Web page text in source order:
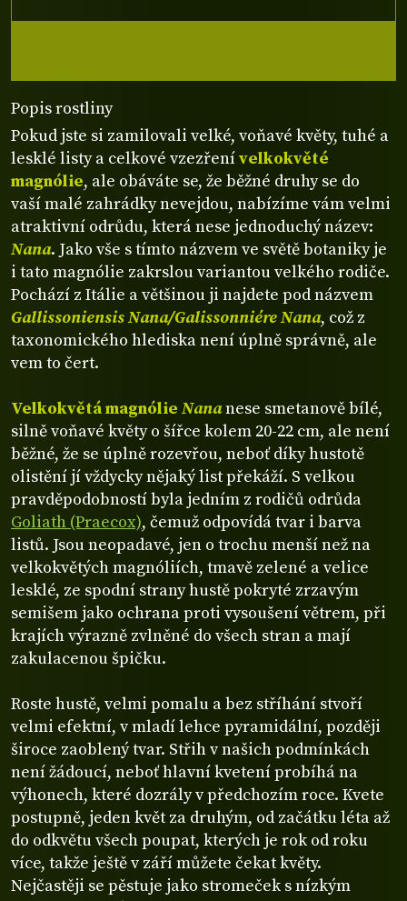
Popis rostliny
Pokud jste si zamilovali velké, voňavé květy, tuhé a
lesklé listy a celkové vzezřenívelkokvěté
magnólie, ale obáváte se, že běžné druhy se do
vaší malé zahrádky nevejdou, nabízíme vám velmi
atraktivní odrůdu, která nese jednoduchý název:
Nana. Jako vše s tímto názvem ve světě botaniky je
i tato magnólie zakrslou variantou velkého rodiče.
Pochází z Itálie a většinou ji najdete pod názvem
Gallissoniensis Nana/Galissonniére Nana, což z
taxonomického hlediska není úplně správně, ale
vem to čert.
Velkokvětá magnólie Nananese smetanově bílé,
silně voňavé květy o šířce kolem 20-22 cm, ale není
běžné, že se úplně rozevřou, neboť díky hustotě
olistění jí vždycky nějaký list překáží. S velkou
pravděpodobností byla jedním z rodičů odrůda
Goliath (Praecox), čemuž odpovídá tvar i barva
listů. Jsou neopadavé, jen o trochu menší než na
velkokvětých magnóliích, tmavě zelené a velice
lesklé, ze spodní strany hustě pokryté zrzavým
semišem jako ochrana proti vysoušení větrem, při
krajích výrazně zvlněné do všech stran a mají
zakulacenou špičku.
Roste hustě, velmi pomalu a bez stříhání stvoří
velmi efektní, v mladí lehce pyramidální, později
široce zaoblený tvar. Střih v našich podmínkách
není žádoucí, neboť hlavní kvetení probíhá na
výhonech, které dozrály v předchozím roce. Kvete
postupně, jeden květ za druhým, od začátku léta až
do odkvětu všech poupat, kterých je rok od roku
více, takže ještě v září můžete čekat květy.
Nejčastěji se pěstuje jako stromeček s nízkým